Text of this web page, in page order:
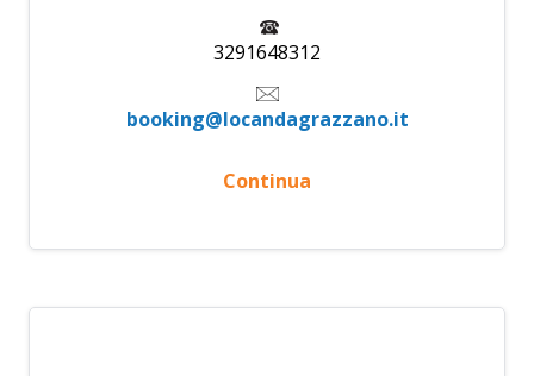
3291648312
booking@locandagrazzano.it
Continua